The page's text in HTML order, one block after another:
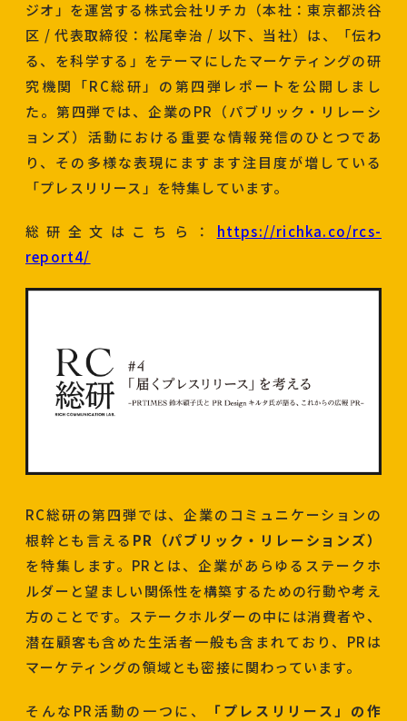
ジオ」を運営する株式会社リチカ（本社：東京都渋谷
区 / 代表取締役：松尾幸治 / 以下、当社）は、「伝わ
る、を科学する」をテーマにしたマーケティングの研
究機関「RC総研」の第四弾レポートを公開しまし
た。第四弾では、企業のPR（パブリック・リレーシ
ョンズ）活動における重要な情報発信のひとつであ
り、その多様な表現にますます注目度が増している
「プレスリリース」を特集しています。
総研全文はこちら： https://richka.co/rcs-
report4/
RC総研の第四弾では、企業のコミュニケーションの
根幹とも言える PR（パブリック・リレーションズ）
を特集します。PRとは、企業があらゆるステークホ
ルダーと望ましい関係性を構築するための行動や考え
方のことです。ステークホルダーの中には消費者や、
潜在顧客も含めた生活者一般も含まれており、PRは
マーケティングの領域とも密接に関わっています。
そんなPR活動の一つに、
「プレスリリース」の作